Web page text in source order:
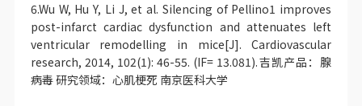
6.Wu W, Hu Y, Li J, et al. Silencing of Pellino1 improves
post-infarct cardiac dysfunction and attenuates left
ventricular remodelling in mice[J]. Cardiovascular
research, 2014, 102(1): 46-55. (IF= 13.081).吉凯产品：腺
病毒 研究领域：心肌梗死 南京医科大学